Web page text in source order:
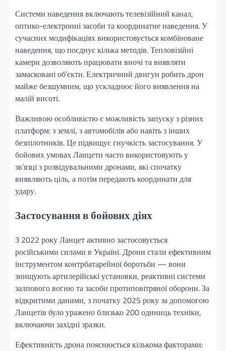
Системи наведення включають телевізійний канал,
оптико-електронні засоби та координатне наведення. У
сучасних модифікаціях використовується комбіноване
наведення, що поєднує кілька методів. Тепловізійні
камери дозволяють працювати вночі та виявляти
замасковані об’єкти. Електричний двигун робить дрон
майже безшумним, що ускладнює його виявлення на
малій висоті.
Важливою особливістю є можливість запуску з різних
платформ: з землі, з автомобілів або навіть з інших
безпілотників. Це підвищує гнучкість застосування. У
бойових умовах Ланцети часто використовують у
зв’язці з розвідувальними дронами, які спочатку
виявляють ціль, а потім передають координати для
удару.
Застосування в бойових діях
З 2022 року Ланцет активно застосовується
російськими силами в Україні. Дрони стали ефективним
інструментом контрбатарейної боротьби — вони
знищують артилерійські установки, реактивні системи
залпового вогню та засоби протиповітряної оборони. За
відкритими даними, з початку 2025 року за допомогою
Ланцетів було уражено близько 200 одиниць техніки,
включаючи західні зразки.
Ефективність дрона пояснюється кількома факторами: